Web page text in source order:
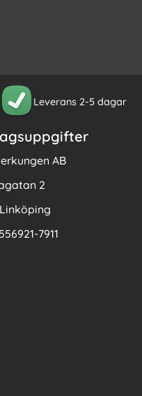
Leverans 2-5 dagar
AB
2
7911